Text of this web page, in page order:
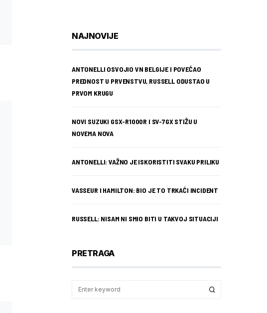
NAJNOVIJE
ANTONELLI OSVOJIO VN BELGIJE I POVEĆAO
PREDNOST U PRVENSTVU, RUSSELL ODUSTAO U
PRVOM KRUGU
NOVI SUZUKI GSX-R1000R I SV-7GX STIŽU U
NOVEMA NOVA
ANTONELLI: VAŽNO JE ISKORISTITI SVAKU PRILIKU
VASSEUR I HAMILTON: BIO JE TO TRKAĆI INCIDENT
RUSSELL: NISAM NI SMIO BITI U TAKVOJ SITUACIJI
PRETRAGA